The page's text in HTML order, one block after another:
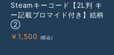
Steamキーコード【2L判 キ
ー記載ブロマイド付き】絵柄
②
￥ 1,500